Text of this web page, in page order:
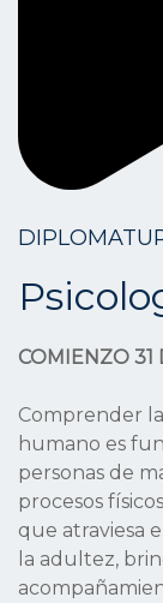
COMIENZO
Comprender
humano es
personas de
procesos
que atraviesa
la adultez,